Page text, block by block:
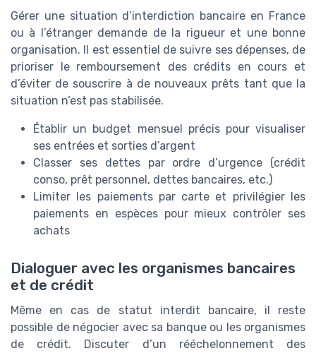
Gérer une situation d’interdiction bancaire en France
ou à l’étranger demande de la rigueur et une bonne
organisation. Il est essentiel de suivre ses dépenses, de
prioriser le remboursement des crédits en cours et
d’éviter de souscrire à de nouveaux prêts tant que la
situation n’est pas stabilisée.
Établir un budget mensuel précis pour visualiser
ses entrées et sorties d’argent
Classer ses dettes par ordre d’urgence (crédit
conso, prêt personnel, dettes bancaires, etc.)
Limiter les paiements par carte et privilégier les
paiements en espèces pour mieux contrôler ses
achats
Dialoguer avec les organismes bancaires
et de crédit
Même en cas de statut interdit bancaire, il reste
possible de négocier avec sa banque ou les organismes
de crédit. Discuter d’un rééchelonnement des